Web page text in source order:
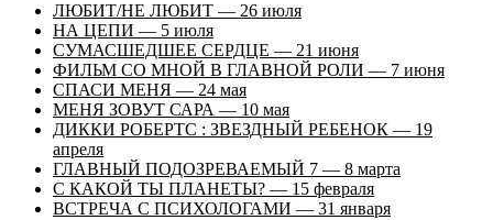
ЛЮБИТ/НЕ ЛЮБИТ — 26 июля
НА ЦЕПИ — 5 июля
СУМАСШЕДШЕЕ СЕРДЦЕ — 21 июня
ФИЛЬМ СО МНОЙ В ГЛАВНОЙ РОЛИ — 7 июня
СПАСИ МЕНЯ — 24 мая
МЕНЯ ЗОВУТ САРА — 10 мая
ДИККИ РОБЕРТС : ЗВЕЗДНЫЙ РЕБЕНОК — 19
апреля
ГЛАВНЫЙ ПОДОЗРЕВАЕМЫЙ 7 — 8 марта
С КАКОЙ ТЫ ПЛАНЕТЫ? — 15 февраля
ВСТРЕЧА С ПСИХОЛОГАМИ — 31 января